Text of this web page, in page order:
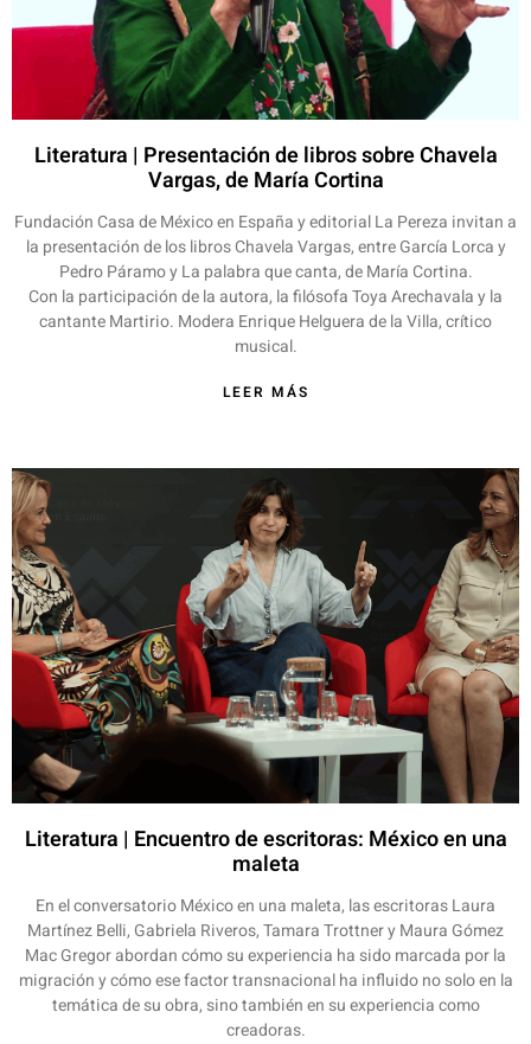
Literatura | Presentación de libros sobre Chavela
Vargas, de María Cortina
Fundación Casa de México en España y editorial La Pereza invitan a
la presentación de los libros Chavela Vargas, entre García Lorca y
Pedro Páramo y La palabra que canta, de María Cortina.
Con la participación de la autora, la filósofa Toya Arechavala y la
cantante Martirio. Modera Enrique Helguera de la Villa, crítico
musical.
LEER MÁS
Literatura | Encuentro de escritoras: México en una
maleta
En el conversatorio México en una maleta, las escritoras Laura
Martínez Belli, Gabriela Riveros, Tamara Trottner y Maura Gómez
Mac Gregor abordan cómo su experiencia ha sido marcada por la
migración y cómo ese factor transnacional ha influido no solo en la
temática de su obra, sino también en su experiencia como
creadoras.